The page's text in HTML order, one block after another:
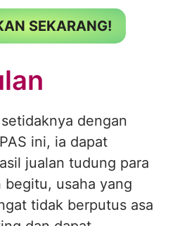
SEKARANG!
dengan
ini, ia dapat
jualan tudung para
begitu, usaha yang
tidak berputus asa